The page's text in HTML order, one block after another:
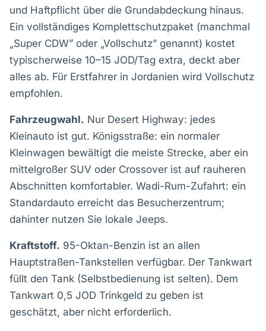
und Haftpflicht über die Grundabdeckung hinaus.
Ein vollständiges Komplettschutzpaket (manchmal
„Super CDW” oder „Vollschutz” genannt) kostet
typischerweise 10–15 JOD/Tag extra, deckt aber
alles ab. Für Erstfahrer in Jordanien wird Vollschutz
empfohlen.
Fahrzeugwahl. Nur Desert Highway: jedes
Kleinauto ist gut. Königsstraße: ein normaler
Kleinwagen bewältigt die meiste Strecke, aber ein
mittelgroßer SUV oder Crossover ist auf rauheren
Abschnitten komfortabler. Wadi-Rum-Zufahrt: ein
Standardauto erreicht das Besucherzentrum;
dahinter nutzen Sie lokale Jeeps.
Kraftstoff. 95-Oktan-Benzin ist an allen
Hauptstraßen-Tankstellen verfügbar. Der Tankwart
füllt den Tank (Selbstbedienung ist selten). Dem
Tankwart 0,5 JOD Trinkgeld zu geben ist
geschätzt, aber nicht erforderlich.